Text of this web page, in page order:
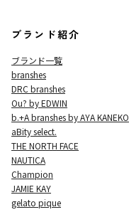
ブランド紹介
ブランド一覧
branshes
DRC branshes
Ou? by EDWIN
b.+A branshes by AYA KANEKO
aBity select.
THE NORTH FACE
NAUTICA
Champion
JAMIE KAY
gelato pique